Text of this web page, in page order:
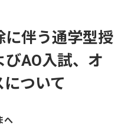
に伴う通学型授
AO入試、オ
ついて
へ